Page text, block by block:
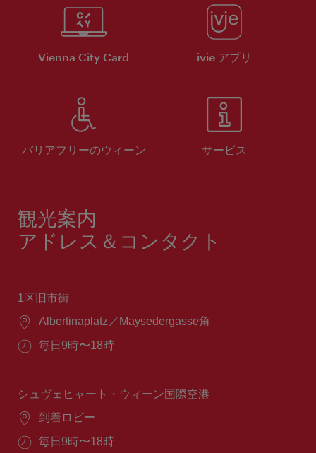
Vienna City Card ivie アプリ
バリアフリーのウィーン サービス
観光案内
アドレス＆コンタクト
1区旧市街
場
Albertinaplatz／Maysedergasse角
営
間：
毎日9時〜18時
シュヴェヒャート・ウィーン国際空港
場
到着ロビー
営
毎日9時〜18時